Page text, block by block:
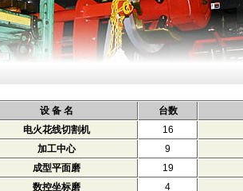
设 备 名
台数
电火花线切割机
16
加工中心
9
成型平面磨
19
数控坐标磨
4